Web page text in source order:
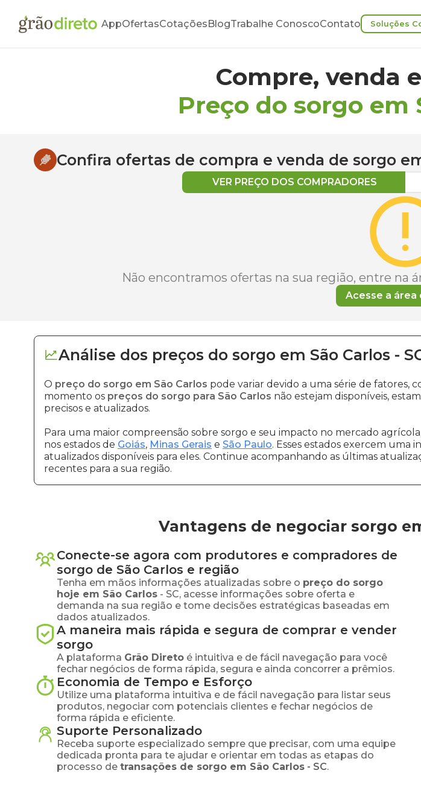
AppOfertasCotaçõesBlogTrabalhe ConoscoContato Soluções
Compre, venda
Preço do sorgo em
Confira ofertas de compra e venda de sorgo
VER PREÇO DOS COMPRADORES
Não encontramos ofertas na sua região, entre na
Acesse a área
Análise dos preços do sorgo em São Carlos -
O preço do sorgo em São Carlos pode variar devido a uma série de fatores,
momento os preços do sorgo para São Carlos não estejam disponíveis,
precisos e atualizados.
Para uma maior compreensão sobre sorgo e seu impacto no mercado
nos estados de Goiás, Minas Gerais e São Paulo. Esses estados exercem uma
atualizados disponíveis para eles. Continue acompanhando as últimas
recentes para a sua região.
Vantagens de negociar sorgo
Conecte-se agora com produtores e compradores de
sorgo de São Carlos e região
Tenha em mãos informações atualizadas sobre o preço do sorgo
hoje em São Carlos - SC, acesse informações sobre oferta e
demanda na sua região e tome decisões estratégicas baseadas em
dados atualizados.
A maneira mais rápida e segura de comprar e vender
sorgo
A plataforma Grão Direto é intuitiva e de fácil navegação para você
fechar negócios de forma rápida, segura e ainda concorrer a prêmios.
Economia de Tempo e Esforço
Utilize uma plataforma intuitiva e de fácil navegação para listar seus
produtos, negociar com potenciais clientes e fechar negócios de
forma rápida e eficiente.
Suporte Personalizado
Receba suporte especializado sempre que precisar, com uma equipe
dedicada pronta para te ajudar e orientar em todas as etapas do
processo de transações de sorgo em São Carlos - SC.